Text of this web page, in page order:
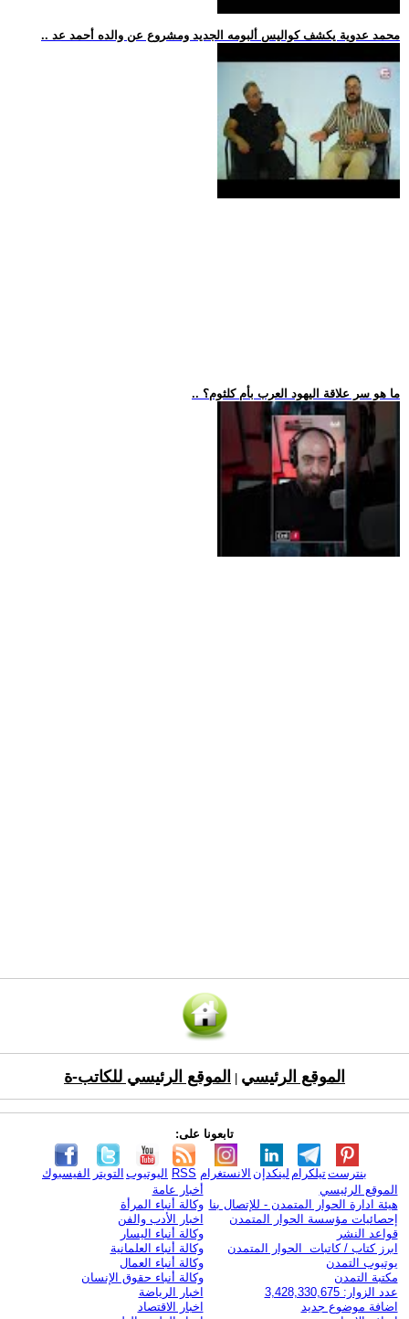
.. محمد عدوية يكشف كواليس ألبومه الجديد ومشروع عن والده أحمد عد
.. ما هو سر علاقة اليهود العرب بأم كلثوم؟
الموقع الرئيسي الموقع الرئيسي للكاتب-ة
تابعونا على:
الفيسبوك التويتر اليوتيوب RSS الانستغرام لينكدإن تيلكرامبنترست
الموقع الرئيسي
هيئة ادارة الحوار المتمدن - للإتصال بنا
إحصائيات مؤسسة الحوار المتمدن
قواعد النشر
ابرز كتاب / كاتبات الحوار المتمدن
يوتيوب التمدن
مكتبة التمدن
عدد الزوار: 3,428,330,675
اضافة موضوع جديد
أخبار عامة
وكالة أنباء المرأة
اخبار الأدب والفن
وكالة أنباء اليسار
وكالة أنباء العلمانية
وكالة أنباء العمال
وكالة أنباء حقوق الإنسان
اخبار الرياضة
اخبار الاقتصاد